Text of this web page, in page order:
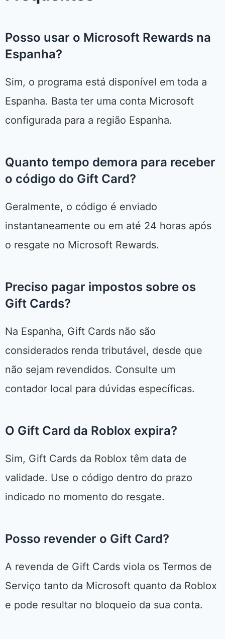
Posso usar o Microsoft Rewards na
Espanha?
Sim, o programa está disponível em toda a
Espanha. Basta ter uma conta Microsoft
configurada para a região Espanha.
Quanto tempo demora para receber
o código do Gift Card?
Geralmente, o código é enviado
instantaneamente ou em até 24 horas após
o resgate no Microsoft Rewards.
Preciso pagar impostos sobre os
Gift Cards?
Na Espanha, Gift Cards não são
considerados renda tributável, desde que
não sejam revendidos. Consulte um
contador local para dúvidas específicas.
O Gift Card da Roblox expira?
Sim, Gift Cards da Roblox têm data de
validade. Use o código dentro do prazo
indicado no momento do resgate.
Posso revender o Gift Card?
A revenda de Gift Cards viola os Termos de
Serviço tanto da Microsoft quanto da Roblox
e pode resultar no bloqueio da sua conta.